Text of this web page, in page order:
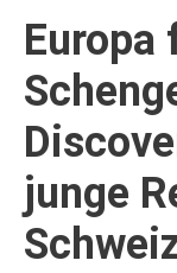
Europa
junge